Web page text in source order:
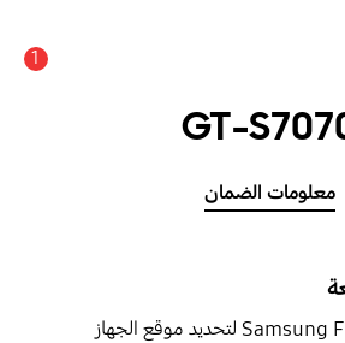
1
GT-
معلومات الضمان
استخدم تطبيق Samsung Find لتحديد موقع الجهاز